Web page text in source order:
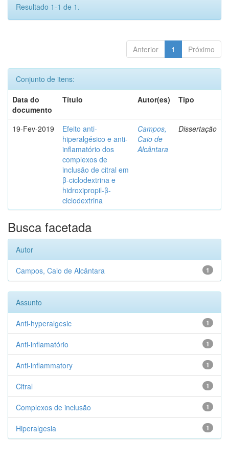
Resultado 1-1 de 1.
Anterior 1 Próximo
Conjunto de itens:
Data do
documento
Título Autor(es) Tipo
19-Fev-2019
Efeito anti-
hiperalgésico e anti-
inflamatório dos
complexos de
inclusão de citral em
β-ciclodextrina e
hidroxipropil-β-
ciclodextrina
Campos,
Caio de
Alcântara
Dissertação
Busca facetada
Autor
1
Campos, Caio de Alcântara
Assunto
1
Anti-hyperalgesic
1
Anti-inflamatório
1
Anti-inflammatory
1
Citral
1
Complexos de inclusão
1
Hiperalgesia